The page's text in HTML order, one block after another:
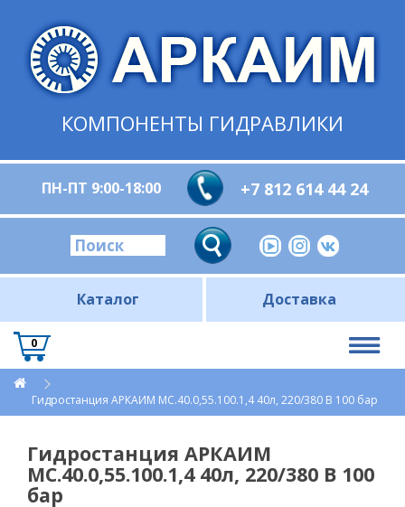
КОМПОНЕНТЫ ГИДРАВЛИКИ
ПН-ПТ 9:00-18:00 +7 812 614 44 24
Каталог Доставка
0
Гидростанция АРКАИМ МС.40.0,55.100.1,4 40л, 220/380 В 100 бар
Гидростанция АРКАИМ
МС.40.0,55.100.1,4 40л, 220/380 В 100
бар